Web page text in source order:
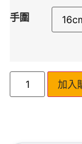
手圍
加入